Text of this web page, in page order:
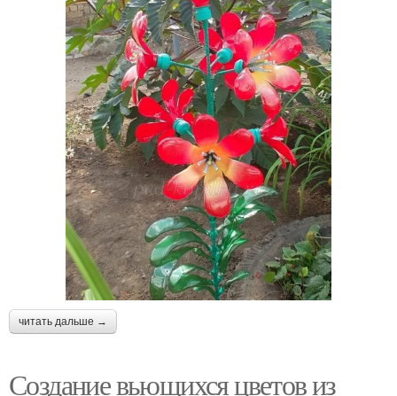
читать дальше →
Создание вьющихся цветов из